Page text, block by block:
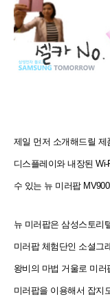
제일 먼저 소개해드릴 제
디스플레이와 내장된
수 있는 뉴 미러팝
뉴 미러팝은 삼성스토리
미러팝 체험단인 소셜그
왕비의 마법 거울로 미
미러팝을 이용해서 잡지